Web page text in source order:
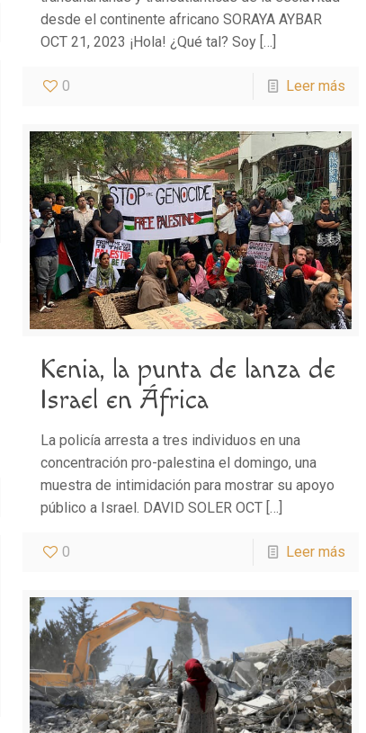
desde el continente africano SORAYA AYBAR
OCT 21, 2023 ¡Hola! ¿Qué tal? Soy[…]
0 Leer más
Kenia, la punta de lanza de
Israel en África
La policía arresta a tres individuos en una
concentración pro-palestina el domingo, una
muestra de intimidación para mostrar su apoyo
público a Israel. DAVID SOLER OCT[…]
0 Leer más